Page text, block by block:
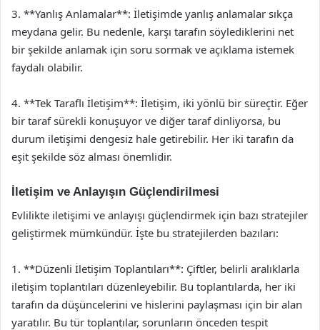
3. **Yanlış Anlamalar**: İletişimde yanlış anlamalar sıkça
meydana gelir. Bu nedenle, karşı tarafın söylediklerini net
bir şekilde anlamak için soru sormak ve açıklama istemek
faydalı olabilir.
4. **Tek Taraflı İletişim**: İletişim, iki yönlü bir süreçtir. Eğer
bir taraf sürekli konuşuyor ve diğer taraf dinliyorsa, bu
durum iletişimi dengesiz hale getirebilir. Her iki tarafın da
eşit şekilde söz alması önemlidir.
İletişim ve Anlayışın Güçlendirilmesi
Evlilikte iletişimi ve anlayışı güçlendirmek için bazı stratejiler
geliştirmek mümkündür. İşte bu stratejilerden bazıları:
1. **Düzenli İletişim Toplantıları**: Çiftler, belirli aralıklarla
iletişim toplantıları düzenleyebilir. Bu toplantılarda, her iki
tarafın da düşüncelerini ve hislerini paylaşması için bir alan
yaratılır. Bu tür toplantılar, sorunların önceden tespit